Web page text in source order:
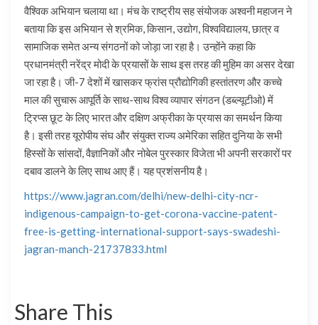
वैश्विक अभियान चलाया था। मंच के राष्ट्रीय सह संयोजक अश्वनी महाजन ने
बताया कि इस अभियान से श्रमिक, किसान, उद्योग, विश्वविद्यालय, छात्र व
सामाजिक समेत अन्य संगठनों को जोड़ा जा रहा है। उन्होंने कहा कि
प्रधानमंत्री नरेंद्र मोदी के प्रयासों के साथ इस तरह की मुहिम का असर देखा
जा रहा है। जी-7 देशों में खासकर फ्रांस प्रौद्योगिकी हस्तांतरण और कच्चे
माल की सुचारू आपूर्ति के साथ-साथ विश्व व्यापार संगठन (डब्ल्यूटीओ) में
ट्रिप्स छूट के लिए भारत और दक्षिण अफ्रीका के प्रयास का समर्थन किया
है। इसी तरह यूरोपीय संघ और संयुक्त राज्य अमेरिका सहित दुनिया के सभी
हिस्सों के सांसदों, वैज्ञानिकों और नोबेल पुरस्कार विजेता भी अपनी सरकारों पर
दबाव डालने के लिए साथ आए हैं। यह प्रशंसनीय है।
https://www.jagran.com/delhi/new-delhi-city-ncr-
indigenous-campaign-to-get-corona-vaccine-patent-
free-is-getting-international-support-says-swadeshi-
jagran-manch-21737833.html
Share This